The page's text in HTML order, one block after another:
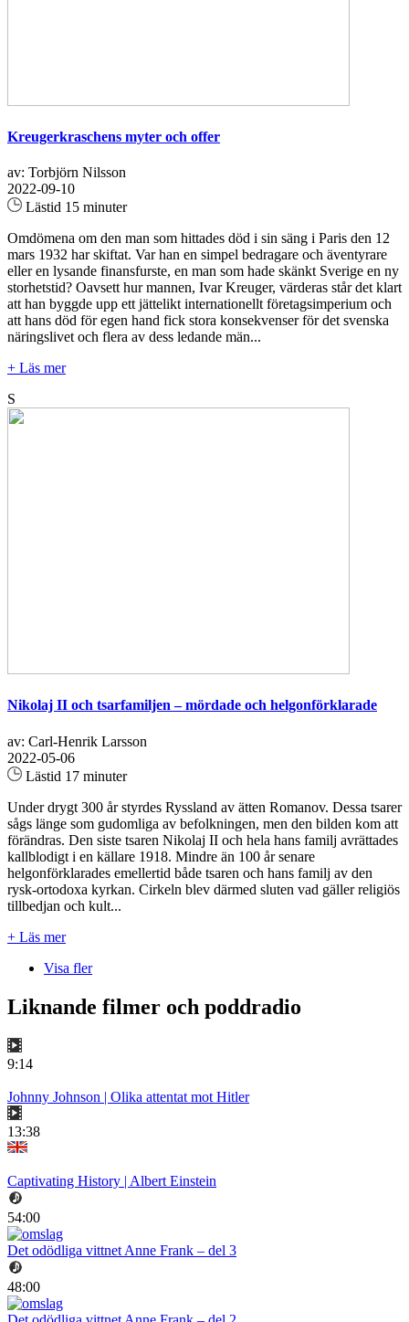
Kreugerkraschens myter och offer
av: Torbjörn Nilsson
2022-09-10
Lästid 15 minuter
Omdömena om den man som hittades död i sin säng i Paris den 12
mars 1932 har skiftat. Var han en simpel bedragare och äventyrare
eller en lysande finansfurste, en man som hade skänkt Sverige en ny
storhetstid? Oavsett hur mannen, Ivar Kreuger, värderas står det klart
att han byggde upp ett jättelikt internationellt företagsimperium och
att hans död för egen hand fick stora konsekvenser för det svenska
näringslivet och flera av dess ledande män...
+ Läs mer
S
Nikolaj II och tsarfamiljen – mördade och helgonförklarade
av: Carl-Henrik Larsson
2022-05-06
Lästid 17 minuter
Under drygt 300 år styrdes Ryssland av ätten Romanov. Dessa tsarer
sågs länge som gudomliga av befolkningen, men den bilden kom att
förändras. Den siste tsaren Nikolaj II och hela hans familj avrättades
kallblodigt i en källare 1918. Mindre än 100 år senare
helgonförklarades emellertid både tsaren och hans familj av den
rysk-ortodoxa kyrkan. Cirkeln blev därmed sluten vad gäller religiös
tillbedjan och kult...
+ Läs mer
Visa fler
Liknande filmer och poddradio
9:14
Johnny Johnson | Olika attentat mot Hitler
13:38
Captivating History | Albert Einstein
54:00
Det odödliga vittnet Anne Frank – del 3
48:00